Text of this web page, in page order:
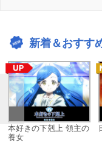
新着＆おすす
本好きの下剋上 領主の
養女